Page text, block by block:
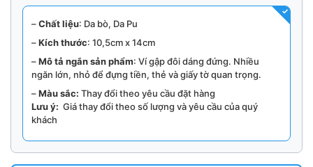
–Chất liệu: Da bò, Da Pu
–Kích thước: 10,5cm x 14cm
–Mô tả ngắn sản phẩm: Ví gập đôi dáng đứng. Nhiều
ngăn lớn, nhỏ để đựng tiền, thẻ và giấy tờ quan trọng.
–Màu sắc: Thay đổi theo yêu cầu đặt hàng
Lưu ý: Giá thay đổi theo số lượng và yêu cầu của quý
khách